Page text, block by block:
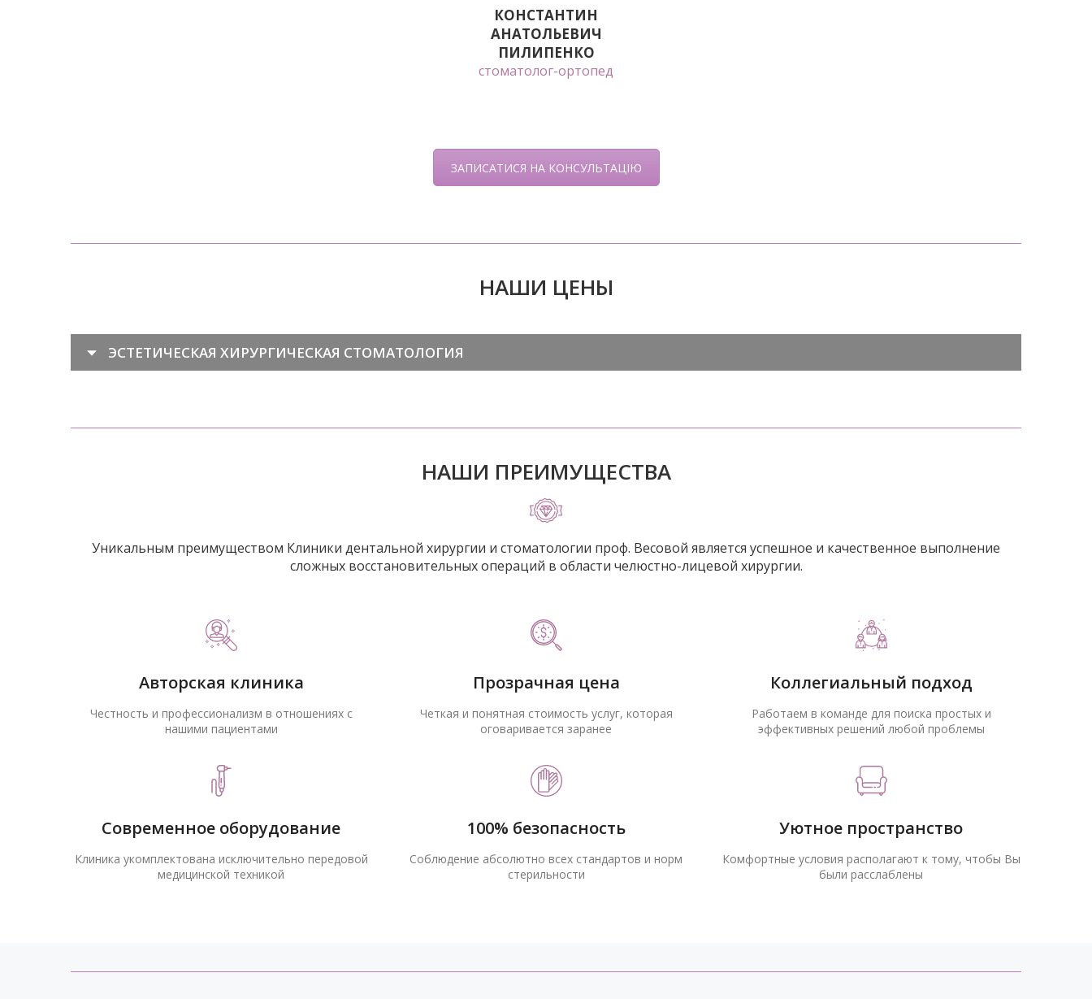
КОНСТАНТИН
АНАТОЛЬЕВИЧ
ПИЛИПЕНКО
стоматолог-ортопед
ЗАПИСАТИСЯ НА КОНСУЛЬТАЦІЮ
НАШИ ЦЕНЫ
ЭСТЕТИЧЕСКАЯ ХИРУРГИЧЕСКАЯ СТОМАТОЛОГИЯ
НАШИ ПРЕИМУЩЕСТВА
Уникальным преимуществом Клиники дентальной хирургии и стоматологии проф. Весовой является успешное и качественное выполнение
сложных восстановительных операций в области челюстно-лицевой хирургии.
Авторская клиника
Честность и профессионализм в отношениях с
нашими пациентами
Прозрачная цена
Четкая и понятная стоимость услуг, которая
оговаривается заранее
Коллегиальный подход
Работаем в команде для поиска простых и
эффективных решений любой проблемы
Современное оборудование
Клиника укомплектована исключительно передовой
медицинской техникой
100% безопасность
Соблюдение абсолютно всех стандартов и норм
стерильности
Уютное пространство
Комфортные условия располагают к тому, чтобы Вы
были расслаблены